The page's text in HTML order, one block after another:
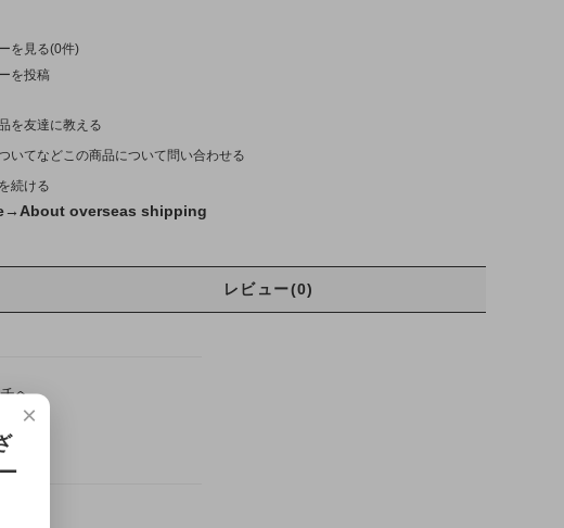
を見る(0件)
を投稿
を友達に教える
いてなどこの商品について問い合わせる
続ける
About overseas shipping
レビュー(0)
へ。
。
×